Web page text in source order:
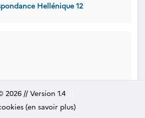
Hellénique 12
2026 // Version 1.4
(en savoir plus)